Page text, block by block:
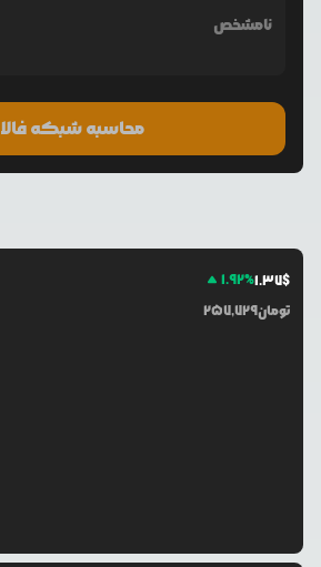
نامشخص
محاسبه شبکه فالا
1.92%1.37$
257,729تومان